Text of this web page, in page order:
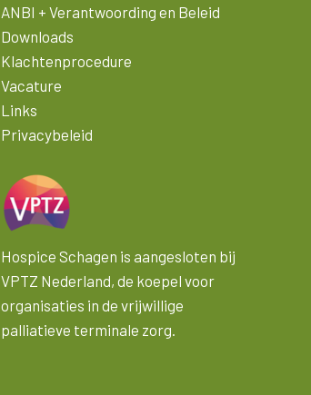
ANBI + Verantwoording en Beleid
Downloads
Klachtenprocedure
Vacature
Links
Privacybeleid
Hospice Schagen is aangesloten bij
VPTZ Nederland, de koepel voor
organisaties in de vrijwillige
palliatieve terminale zorg.